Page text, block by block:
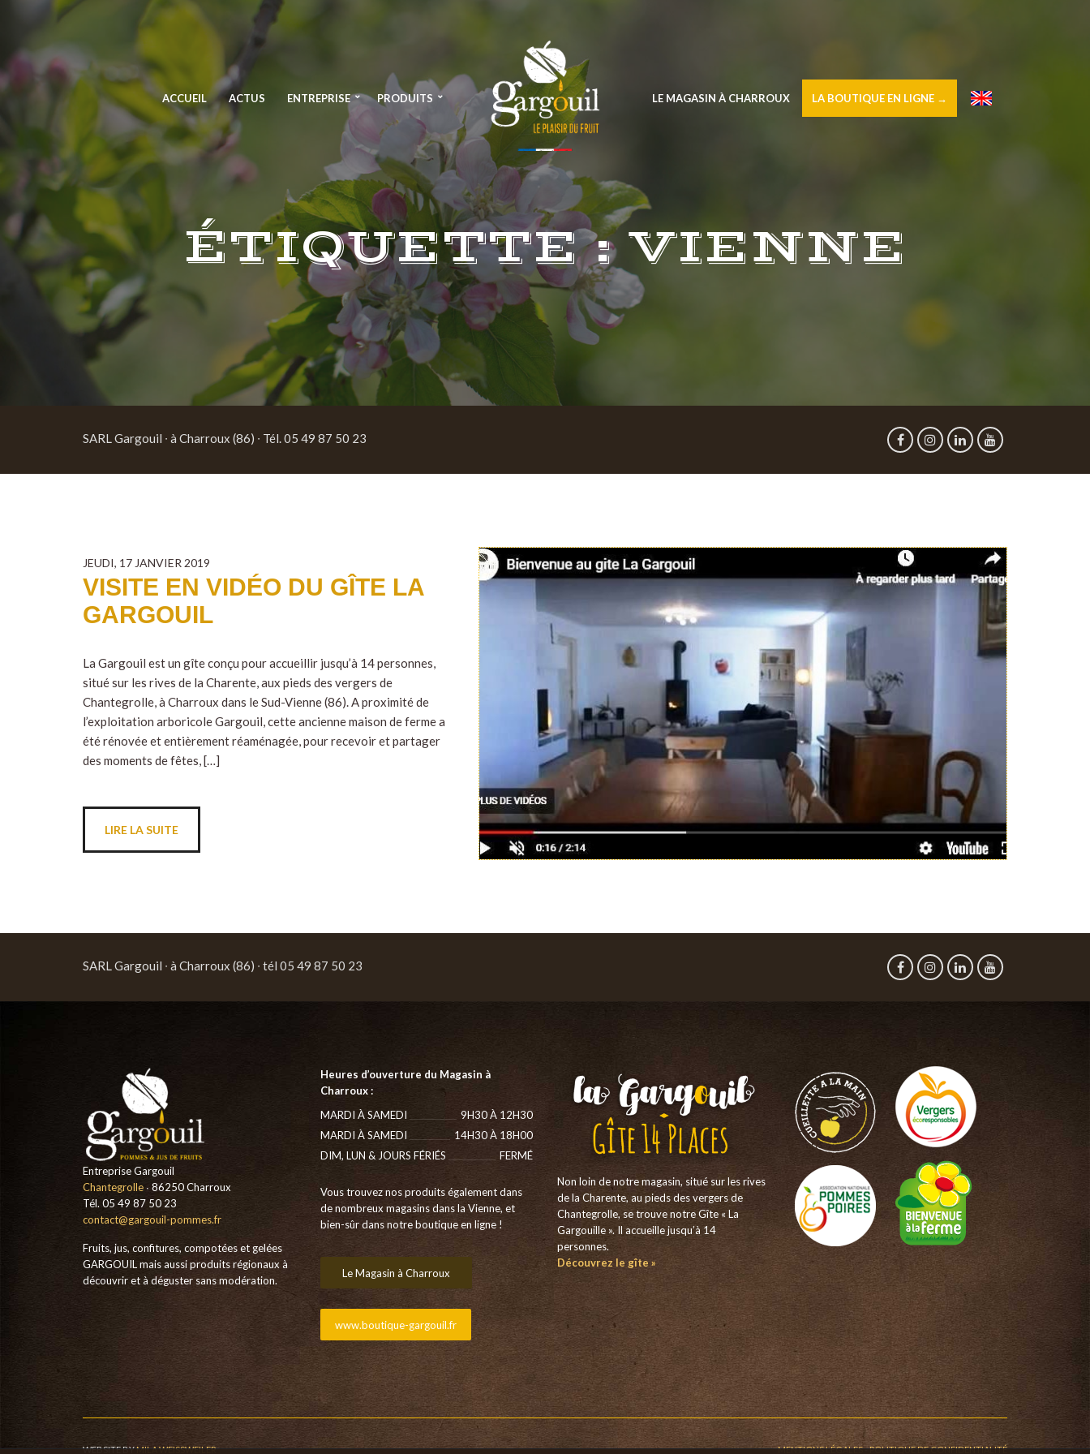
ACCUEIL ACTUS ENTREPRISE PRODUITS LE MAGASIN À CHARROUX LA BOUTIQUE EN LIGNE → –
ÉTIQUETTE :VIENNE
SARL Gargouil ∙ à Charroux (86) ∙ Tél. 05 49 87 50 23
JEUDI, 17 JANVIER 2019
VISITE EN VIDÉO DU GÎTE LA
GARGOUIL
La Gargouil est un gîte conçu pour accueillir jusqu’à 14 personnes,
situé sur les rives de la Charente, aux pieds des vergers de
Chantegrolle, à Charroux dans le Sud-Vienne (86). A proximité de
l’exploitation arboricole Gargouil, cette ancienne maison de ferme a
été rénovée et entièrement réaménagée, pour recevoir et partager
des moments de fêtes, […]
LIRE LA SUITE
SARL Gargouil ∙ à Charroux (86) ∙ tél 05 49 87 50 23
Entreprise Gargouil
Chantegrolle ∙ 86250 Charroux
Tél. 05 49 87 50 23
contact@gargouil-pommes.fr
Fruits, jus, confitures, compotées et gelées
GARGOUIL mais aussi produits régionaux à
découvrir et à déguster sans modération.
Heures d’ouverture du Magasin à
Charroux :
MARDI À SAMEDI
9H30 À 12H30
MARDI À SAMEDI
14H30 À 18H00
DIM, LUN & JOURS FÉRIÉS
FERMÉ
Vous trouvez nos produits également dans
de nombreux magasins dans la Vienne, et
bien-sûr dans notre boutique en ligne !
Le Magasin à Charroux
www.boutique-gargouil.fr
Non loin de notre magasin, situé sur les rives
de la Charente, au pieds des vergers de
Chantegrolle, se trouve notre Gîte « La
Gargouille ». Il accueille jusqu’à 14
personnes.
Découvrez le gîte »
WEBSITE BYMILA WEISSWEILER MENTIONS LÉGALES-POLITIQUE DE CONFIDENTIALITÉ